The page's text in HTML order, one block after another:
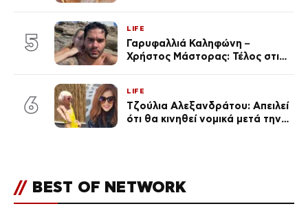
καθεμία…» (Βίντεο)
5
LIFE
Γαρυφαλλιά Καληφώνη –
Χρήστος Μάστορας: Τέλος στις
6
LIFE
Τζούλια Αλεξανδράτου: Απειλεί
ότι θα κινηθεί νομικά μετά την
// BEST OF NETWORK